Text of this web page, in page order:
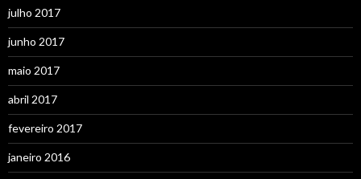
julho 2017
junho 2017
maio 2017
abril 2017
fevereiro 2017
janeiro 2016